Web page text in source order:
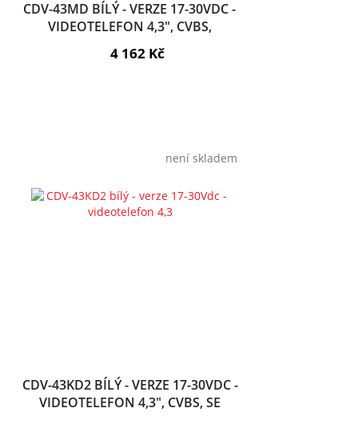
CDV-43MD BÍLÝ - VERZE 17-30VDC -
VIDEOTELEFON 4,3", CVBS,
HANDSFREE, 2 VST.
4 162 Kč
není skladem
CDV-43KD2 BÍLÝ - VERZE 17-30VDC -
VIDEOTELEFON 4,3", CVBS, SE